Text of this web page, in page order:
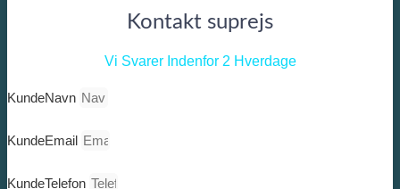
Kontakt suprejs
Vi Svarer Indenfor 2 Hverdage
KundeNavn
KundeEmail
KundeTelefon